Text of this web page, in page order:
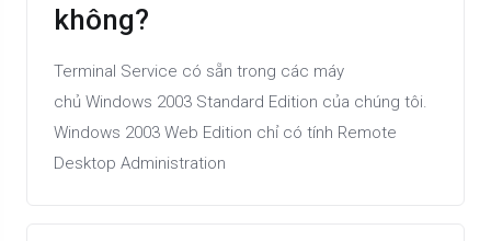
không?
Terminal Service có sẵn trong các máy
chủ Windows 2003 Standard Edition của chúng tôi.
Windows 2003 Web Edition chỉ có tính Remote
Desktop Administration